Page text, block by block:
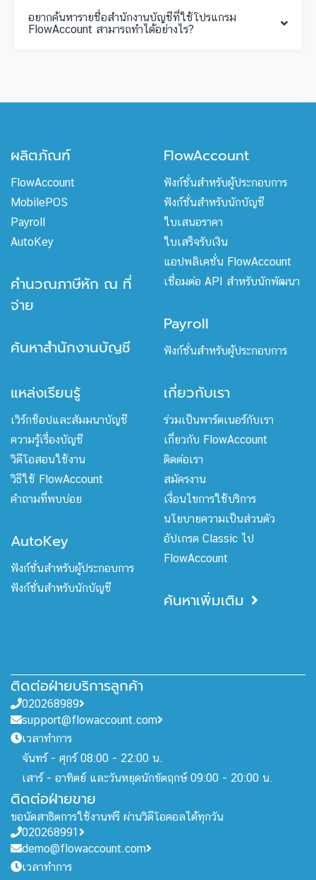
อยากค้นหารายชื่อสำนักงานบัญชีที่ใช้โปรแกรม
FlowAccount สามารถทำได้อย่างไร?
ผลิตภัณฑ์
FlowAccount
MobilePOS
Payroll
AutoKey
คำนวณภาษีหัก ณ ที่
จ่าย
ค้นหาสำนักงานบัญชี
FlowAccount
ฟังก์ชั่นสำหรับผู้ประกอบการ
ฟังก์ชั่นสำหรับนักบัญชี
ใบเสนอราคา
ใบเสร็จรับเงิน
แอปพลิเคชั่น FlowAccount
เชื่อมต่อ API สำหรับนักพัฒนา
Payroll
ฟังก์ชั่นสำหรับผู้ประกอบการ
แหล่งเรียนรู้
เวิร์กช็อปและสัมมนาบัญชี
ความรู้เรื่องบัญชี
วิดีโอสอนใช้งาน
วิธีใช้ FlowAccount
คำถามที่พบบ่อย
AutoKey
ฟังก์ชั่นสำหรับผู้ประกอบการ
ฟังก์ชั่นสำหรับนักบัญชี
เกี่ยวกับเรา
ร่วมเป็นพาร์ตเนอร์กับเรา
เกี่ยวกับ FlowAccount
ติดต่อเรา
สมัครงาน
เงื่อนไขการใช้บริการ
นโยบายความเป็นส่วนตัว
อัปเกรด Classic ไป
FlowAccount
ค้นหาเพิ่มเติม
ติดต่อฝ่ายบริการลูกค้า
020268989
support@flowaccount.com
เวลาทำการ
จันทร์ - ศุกร์ 08:00 - 22:00 น.
เสาร์ - อาทิตย์ และวันหยุดนักขัตฤกษ์ 09:00 - 20:00 น.
ติดต่อฝ่ายขาย
ขอนัดสาธิตการใช้งานฟรี ผ่านวิดีโอคอลได้ทุกวัน
020268991
demo@flowaccount.com
เวลาทำการ